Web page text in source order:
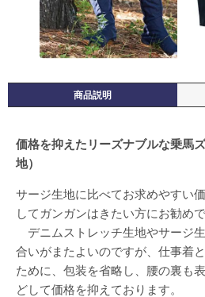
商品説明
価格を抑えたリーズナブルな乗馬
地）
サージ生地に比べてお求めやすい
してガンガンはきたい方にお勧めで
デニムストレッチ生地やサージ
合いがまたよいのですが、仕事着
ために、包装を省略し、腰の裏も
どして価格を抑えております。